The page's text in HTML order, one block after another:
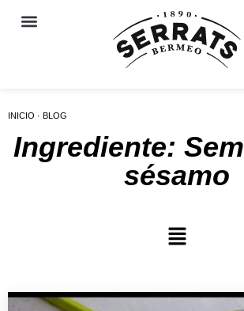
INICIO · BLOG
Ingrediente:
sésamo